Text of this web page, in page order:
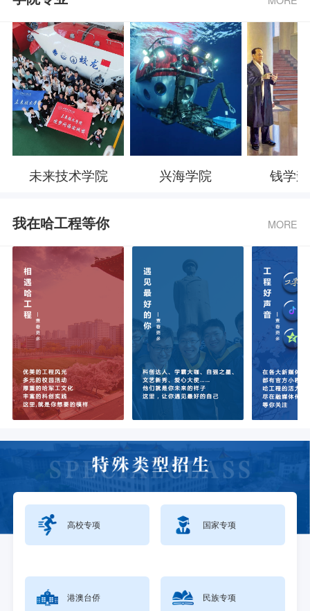
未来技术学院 兴海学院 钱学
我在哈工程等你 MORE
高校专项 国家专项
港澳台侨 民族专项